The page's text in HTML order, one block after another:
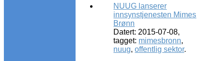
NUUG lanserer
innsynstjenesten Mimes
Brønn
Datert: 2015-07-08,
tagget: mimesbronn,
nuug,offentlig sektor.